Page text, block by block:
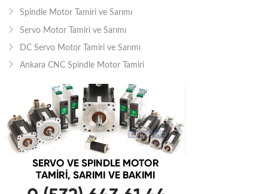
Spindle Motor Tamiri ve Sarımı
Servo Motor Tamiri ve Sarımı
DC Servo Motor Tamiri ve Sarımı
Ankara CNC Spindle Motor Tamiri